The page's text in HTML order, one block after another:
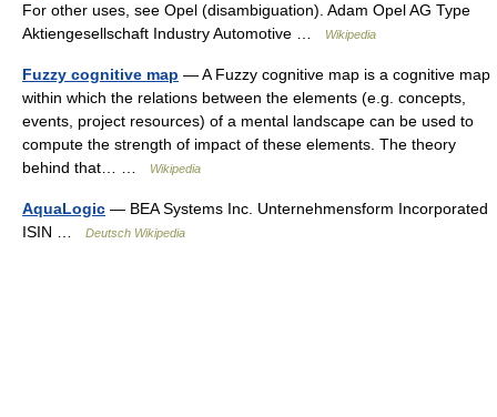
For other uses, see Opel (disambiguation). Adam Opel AG Type
Aktiengesellschaft Industry Automotive …
Wikipedia
Fuzzy cognitive map — A Fuzzy cognitive map is a cognitive map
within which the relations between the elements (e.g. concepts,
events, project resources) of a mental landscape can be used to
compute the strength of impact of these elements. The theory
behind that… …
Wikipedia
AquaLogic — BEA Systems Inc. Unternehmensform Incorporated
ISIN …
Deutsch Wikipedia